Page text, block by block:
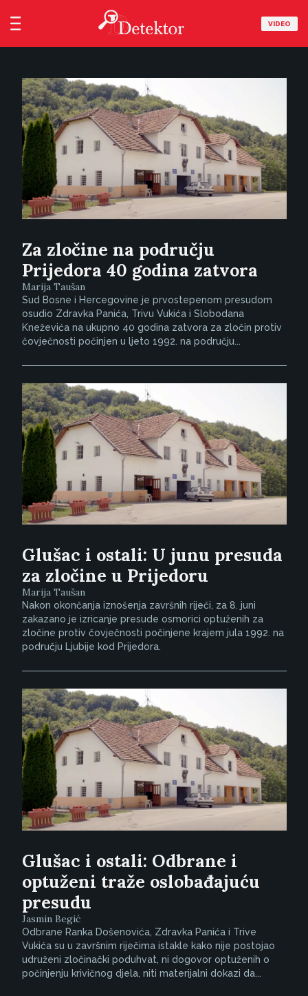
VIDEO
Za zločine na području
Prijedora 40 godina zatvora
Marija Taušan
Sud Bosne i Hercegovine je prvostepenom presudom
osudio Zdravka Panića, Trivu Vukića i Slobodana
Kneževića na ukupno 40 godina zatvora za zločin protiv
čovječnosti počinjen u ljeto 1992. na području...
Glušac i ostali: U junu presuda
za zločine u Prijedoru
Marija Taušan
Nakon okončanja iznošenja završnih riječi, za 8. juni
zakazano je izricanje presude osmorici optuženih za
zločine protiv čovječnosti počinjene krajem jula 1992. na
području Ljubije kod Prijedora.
Glušac i ostali: Odbrane i
optuženi traže oslobađajuću
presudu
Jasmin Begić
Odbrane Ranka Došenovića, Zdravka Panića i Trive
Vukića su u završnim riječima istakle kako nije postojao
udruženi zločinački poduhvat, ni dogovor optuženih o
počinjenju krivičnog djela, niti materijalni dokazi da...